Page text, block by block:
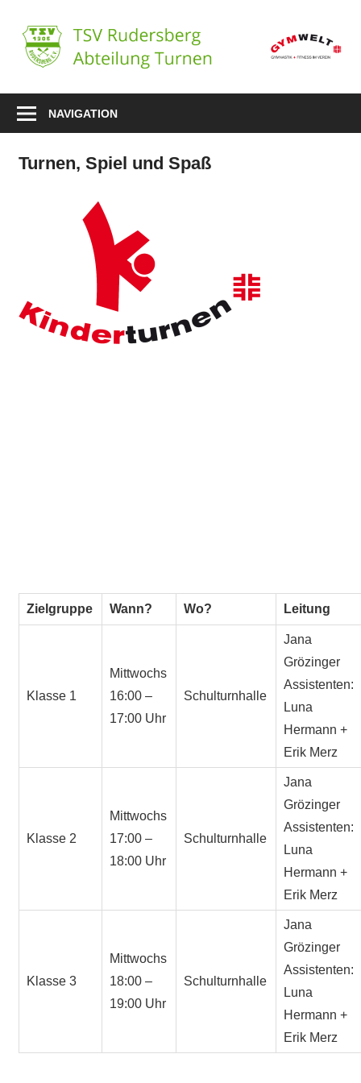
Inhalt
springen
NAVIGATION
Turnen, Spiel und Spaß
Zielgruppe Wann? Wo? Leitung
Klasse 1
Mittwochs
16:00 –
17:00 Uhr
Schulturnhalle
Jana
Grözinger
Assistenten:
Luna
Hermann +
Erik Merz
Klasse 2
Mittwochs
17:00 –
18:00 Uhr
Schulturnhalle
Jana
Grözinger
Assistenten:
Luna
Hermann +
Erik Merz
Klasse 3
Mittwochs
18:00 –
19:00 Uhr
Schulturnhalle
Jana
Grözinger
Assistenten:
Luna
Hermann +
Erik Merz